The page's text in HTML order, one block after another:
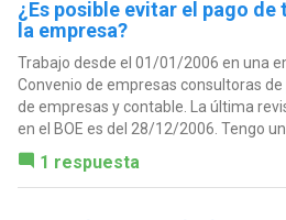
¿Es posible evitar el pago
la empresa?
Trabajo desde el 01/01/2006 en una
Convenio de empresas consultoras
de empresas y contable. La última
en el BOE es del 28/12/2006. Tengo
1 respuesta